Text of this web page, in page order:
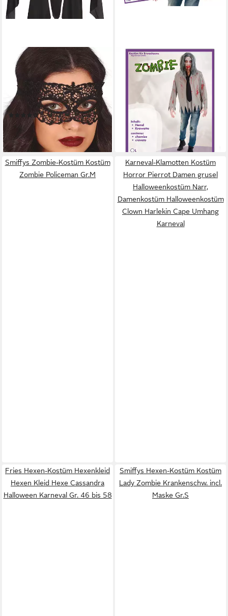
KARNEVAL-KLAMOTTEN
Kostüm Horror Damen
Skelett mit schwarze
Augenmaske, Frauenkostüm
Halloween Tunika schwarz mit
Aufdruck (1)
21,95 €
lieferbar - in 5-6 Werktagen bei dir
FRIES
Zombie-Kostüm Blutiges
Herren Zombie Hemd mit
Krawatte Halloween Karneval
Fasching
UVP 29,99 €
-50%
lieferbar - in 5-6 Werktagen bei dir
Smiffys Zombie-Kostüm Kostüm
Zombie Policeman Gr.M
Karneval-Klamotten Kostüm
Horror Pierrot Damen grusel
Halloweenkostüm Narr,
Damenkostüm Halloweenkostüm
Clown Harlekin Cape Umhang
Karneval
Fries Hexen-Kostüm Hexenkleid
Hexen Kleid Hexe Cassandra
Halloween Karneval Gr. 46 bis 58
Smiffys Hexen-Kostüm Kostüm
Lady Zombie Krankenschw. incl.
Maske Gr.S